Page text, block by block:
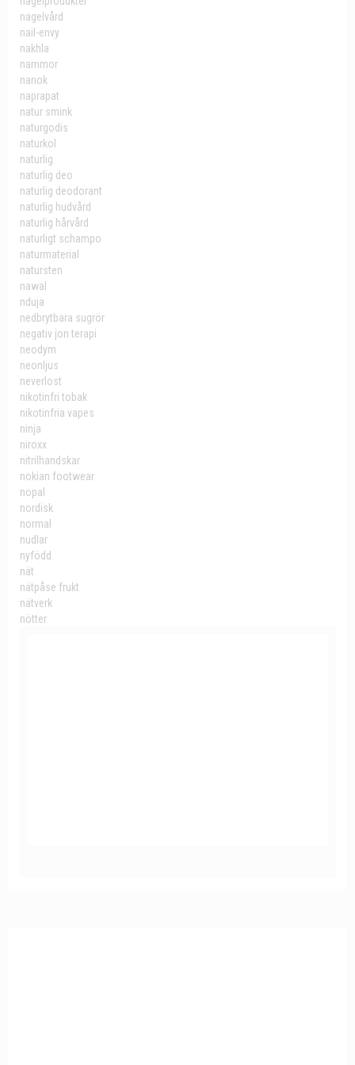
nagelvård
nail-envy
nakhla
nammor
nanok
naprapat
natur smink
naturgodis
naturkol
naturlig
naturlig deo
naturlig deodorant
naturlig hudvård
naturlig hårvård
naturligt schampo
naturmaterial
natursten
nawal
nduja
nedbrytbara sugrör
negativ jon terapi
neodym
neonljus
neverlost
nikotinfri tobak
nikotinfria vapes
ninja
niroxx
nitrilhandskar
nokian footwear
nopal
nordisk
normal
nudlar
nyfödd
nät
nätpåse frukt
nätverk
nötter